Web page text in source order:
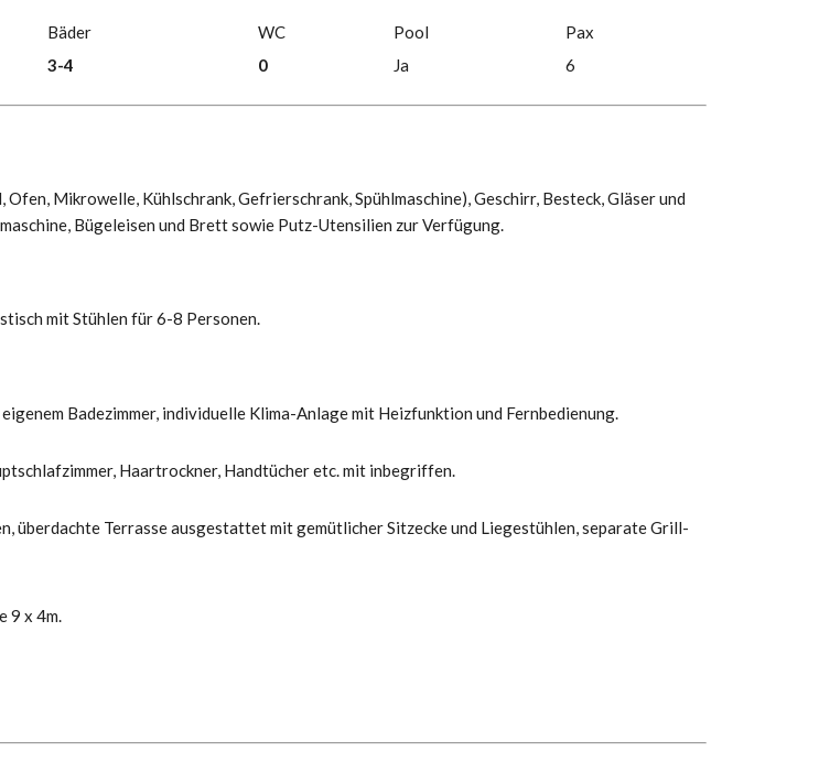
Bäder WC Pool
Pax
3-4 0 Ja 6
Mikrowelle, Kühlschrank, Gefrierschrank, Spühlmaschine), Geschirr, Besteck, Gläser und
Bügeleisen und Brett sowie Putz-Utensilien zur Verfügung.
mit Stühlen für 6-8 Personen.
Badezimmer, individuelle Klima-Anlage mit Heizfunktion und Fernbedienung.
Haartrockner, Handtücher etc. mit inbegriffen.
überdachte Terrasse ausgestattet mit gemütlicher Sitzecke und Liegestühlen, separate Grill-
9 x 4m.